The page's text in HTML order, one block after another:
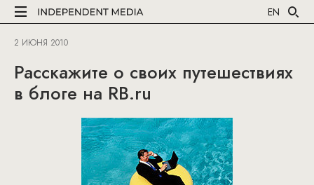
EN
2 ИЮНЯ 2010
Расскажите о своих путешествиях
в блоге на RB.ru